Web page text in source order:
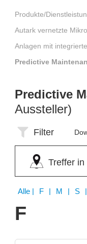
Produkte/
Anlagen mit
Predictive
Predictive
Aussteller)
Filter
Treffer
Alle | F | M | S
F